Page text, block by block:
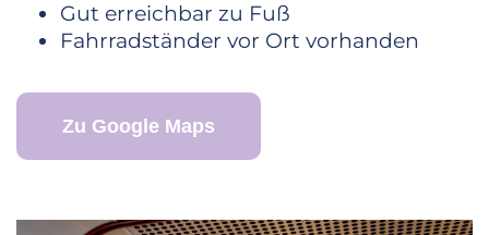
Gut erreichbar zu Fuß
Fahrradständer vor Ort vorhanden
Zu Google Maps